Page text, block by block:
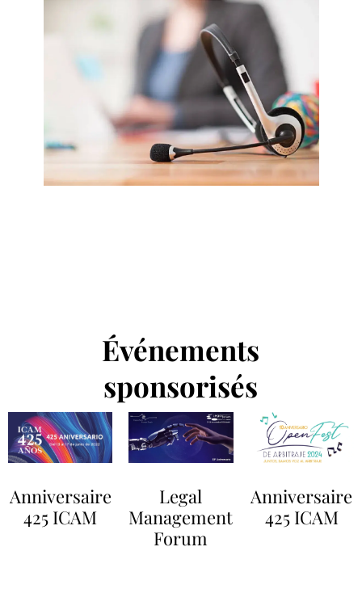
Événements
sponsorisés
Anniversaire
425 ICAM
Legal
Management
Forum
Anniversaire
425 ICAM